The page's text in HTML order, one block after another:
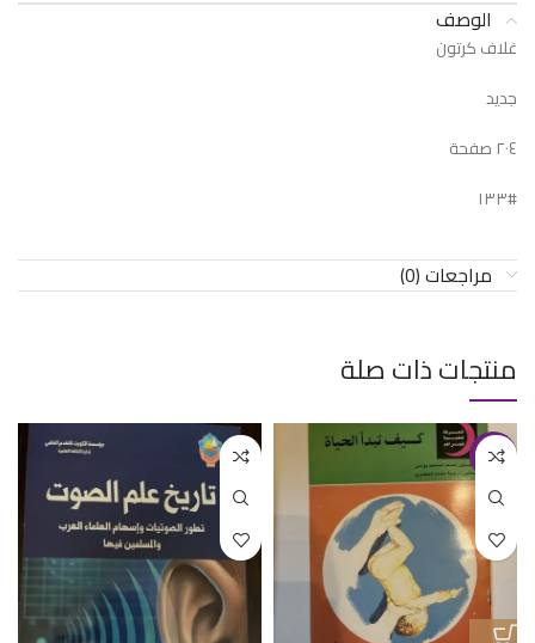
الوصف
غلاف كرتون
جديد
٢٠٤ صفحة
#١٣٣
مراجعات (0)
منتجات ذات صلة
-33%